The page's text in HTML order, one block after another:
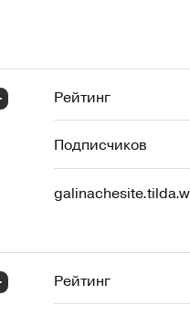
Рейтинг
Подписчиков
Рейтинг